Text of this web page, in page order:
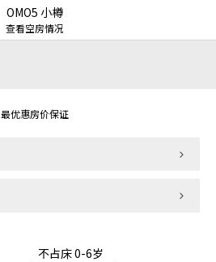
OMO5 小樽
查看空房情况
最优惠房价保证
不占床 0-6岁